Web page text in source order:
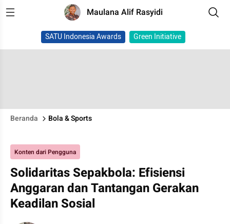
Maulana Alif Rasyidi
SATU Indonesia Awards Green Initiative
Beranda Bola & Sports
Konten dari Pengguna
Solidaritas Sepakbola: Efisiensi
Anggaran dan Tantangan Gerakan
Keadilan Sosial